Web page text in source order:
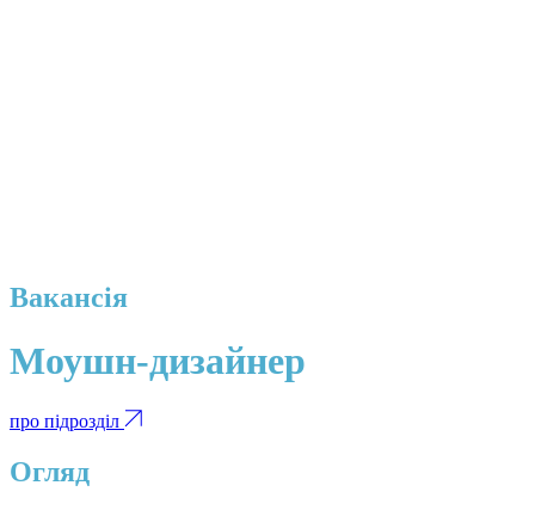
Вакансія
Моушн-дизайнер
про підрозділ
Огляд